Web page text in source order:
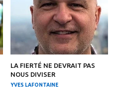
LA FIERTÉ NE DEVRAIT PAS
NOUS DIVISER
YVES LAFONTAINE